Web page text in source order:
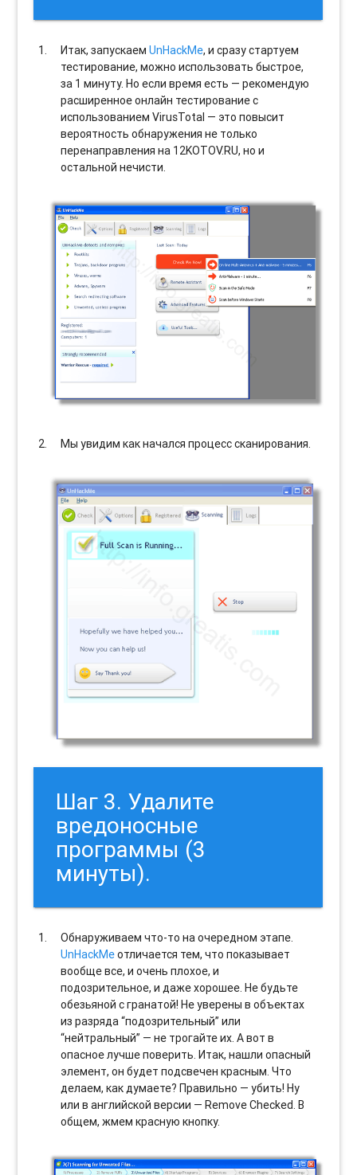
Итак, запускаемUnHackMe, и сразу стартуем
тестирование, можно использовать быстрое,
за 1 минуту. Но если время есть — рекомендую
расширенное онлайн тестирование с
использованием VirusTotal — это повысит
вероятность обнаружения не только
перенаправления на 12KOTOV.RU, но и
остальной нечисти.
Мы увидим как начался процесс сканирования.
Шаг 3. Удалите
вредоносные
программы (3
минуты).
Обнаруживаем что-то на очередном этапе.
UnHackMeотличается тем, что показывает
вообще все, и очень плохое, и
подозрительное, и даже хорошее. Не будьте
обезьяной с гранатой! Не уверены в объектах
из разряда “подозрительный” или
“нейтральный” — не трогайте их. А вот в
опасное лучше поверить. Итак, нашли опасный
элемент, он будет подсвечен красным. Что
делаем, как думаете? Правильно — убить! Ну
или в английской версии — Remove Checked. В
общем, жмем красную кнопку.